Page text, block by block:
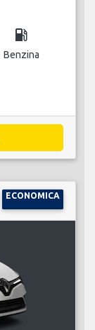
local_gas_station
Benzina
ECONOMICA